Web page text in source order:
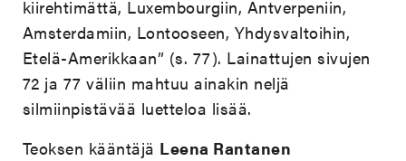
kiirehtimättä, Luxembourgiin, Antverpeniin,
Amsterdamiin, Lontooseen, Yhdysvaltoihin,
Etelä-Amerikkaan” (s. 77). Lainattujen sivujen
72 ja 77 väliin mahtuu ainakin neljä
silmiinpistävää luetteloa lisää.
Teoksen kääntäjä Leena Rantanen